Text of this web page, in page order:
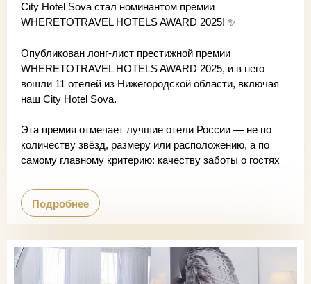
City Hotel Sova стал номинантом премии
WHERETOTRAVEL HOTELS AWARD 2025! ✨
Опубликован лонг-лист престижной премии
WHERETOTRAVEL HOTELS AWARD 2025, и в него
вошли 11 отелей из Нижегородской области, включая
наш City Hotel Sova.
Эта премия отмечает лучшие отели России — не по
количеству звёзд, размеру или расположению, а по
самому главному критерию: качеству заботы о гостях
Подробнее